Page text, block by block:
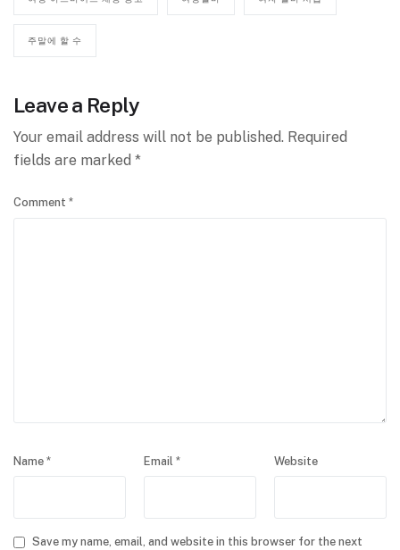
주말에 할 수
Leave a Reply
Your email address will not be published. Required
fields are marked *
Comment *
Name * Email * Website
Save my name, email, and website in this browser for the next